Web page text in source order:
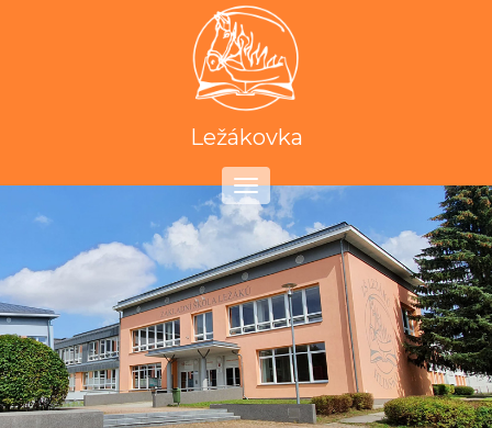
Ležákovka
Toggle
navigation